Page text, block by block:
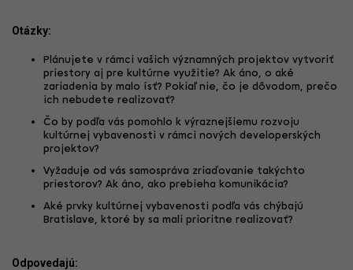
Otázky:
Plánujete v rámci vašich významných projektov vytvoriť
priestory aj pre kultúrne využitie? Ak áno, o aké
zariadenia by malo ísť? Pokiaľ nie, čo je dôvodom, prečo
ich nebudete realizovať?
Čo by podľa vás pomohlo k výraznejšiemu rozvoju
kultúrnej vybavenosti v rámci nových developerských
projektov?
Vyžaduje od vás samospráva zriaďovanie takýchto
priestorov? Ak áno, ako prebieha komunikácia?
Aké prvky kultúrnej vybavenosti podľa vás chýbajú
Bratislave, ktoré by sa mali prioritne realizovať?
Odpovedajú: